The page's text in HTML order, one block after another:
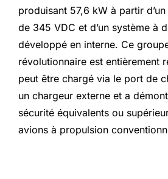
produisant 57,6 kW à partir
de 345 VDC et d’un système à
développé en interne. Ce
révolutionnaire est entièrement
peut être chargé via le port de
un chargeur externe et a
sécurité équivalents ou
avions à propulsion